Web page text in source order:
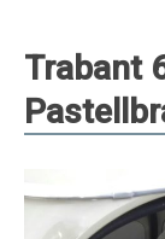
Trabant